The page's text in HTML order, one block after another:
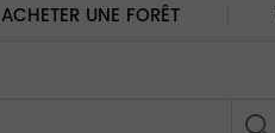
ACHETER UNE FORÊT